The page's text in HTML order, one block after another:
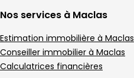
Nos services à Maclas
Estimation immobilière à Maclas
Conseiller immobilier à Maclas
Calculatrices financières